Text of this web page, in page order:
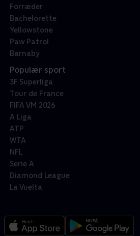
Forræder
Bachelorette
Yellowstone
Paw Patrol
Barnaby
Populær sport
3F Superliga
Tour de France
FIFA VM 2026
A Liga
ATP
WTA
NFL
Serie A
Diamond League
La Vuelta